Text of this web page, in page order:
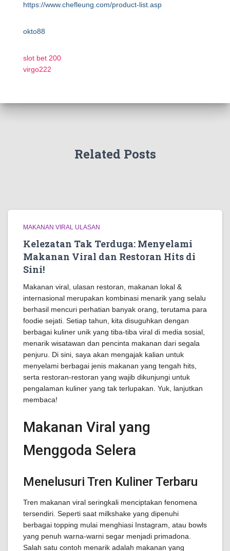
https://www.chefleung.com/product-list.asp
okto88
slot bet 200
virgo222
Related Posts
MAKANAN VIRAL ULASAN
Kelezatan Tak Terduga: Menyelami
Makanan Viral dan Restoran Hits di
Sini!
Makanan viral, ulasan restoran, makanan lokal &
internasional merupakan kombinasi menarik yang selalu
berhasil mencuri perhatian banyak orang, terutama para
foodie sejati. Setiap tahun, kita disuguhkan dengan
berbagai kuliner unik yang tiba-tiba viral di media sosial,
menarik wisatawan dan pencinta makanan dari segala
penjuru. Di sini, saya akan mengajak kalian untuk
menyelami berbagai jenis makanan yang tengah hits,
serta restoran-restoran yang wajib dikunjungi untuk
pengalaman kuliner yang tak terlupakan. Yuk, lanjutkan
membaca!
Makanan Viral yang
Menggoda Selera
Menelusuri Tren Kuliner Terbaru
Tren makanan viral seringkali menciptakan fenomena
tersendiri. Seperti saat milkshake yang dipenuhi
berbagai topping mulai menghiasi Instagram, atau bowls
yang penuh warna-warni segar menjadi primadona.
Salah satu contoh menarik adalah makanan yang